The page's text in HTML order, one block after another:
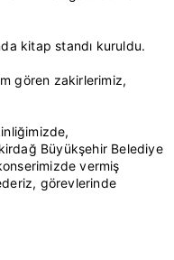
kitap standı kuruldu.
gören zakirlerimiz,
Büyükşehir Belediye
vermiş
görevlerinde